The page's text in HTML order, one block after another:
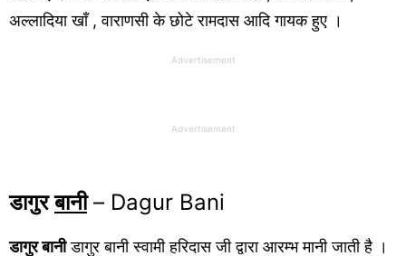
अल्लादिया खाँ , वाराणसी के छोटे रामदास आदि गायक हुए ।
Advertisement
Advertisement
डागुर बानी– Dagur Bani
डागुर बानीडागुर बानी स्वामी हरिदास जी द्वारा आरम्भ मानी जाती है ।